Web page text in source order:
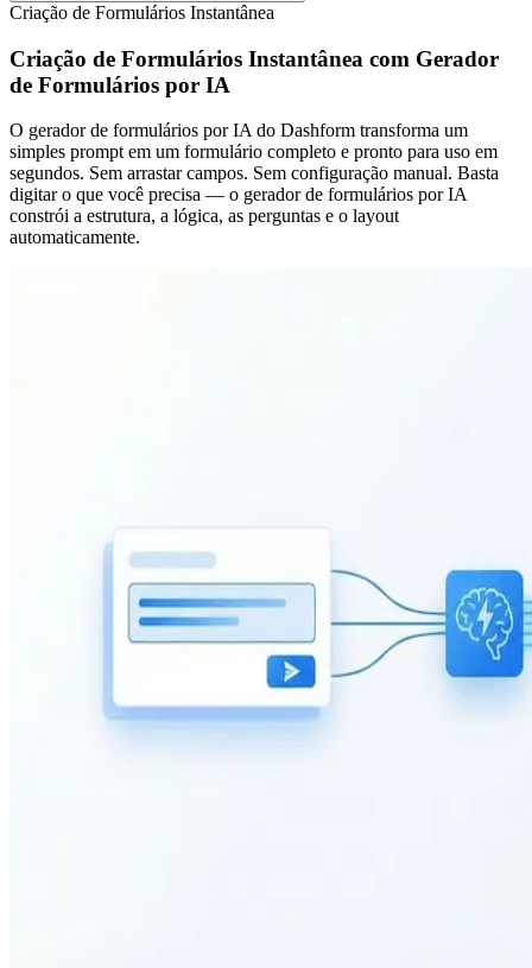
Criação de Formulários Instantânea
Criação de Formulários Instantânea com Gerador
de Formulários por IA
O gerador de formulários por IA do Dashform transforma um
simples prompt em um formulário completo e pronto para uso em
segundos. Sem arrastar campos. Sem configuração manual. Basta
digitar o que você precisa — o gerador de formulários por IA
constrói a estrutura, a lógica, as perguntas e o layout
automaticamente.